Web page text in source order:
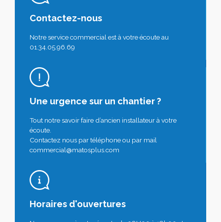
Contactez-nous
Notre service commercial est à votre écoute au
01.34.05.96.69
Une urgence sur un chantier ?
Tout notre savoir faire d’ancien installateur à votre
écoute.
Contactez nous par téléphone ou par mail
commercial@matosplus.com
Horaires d'ouvertures